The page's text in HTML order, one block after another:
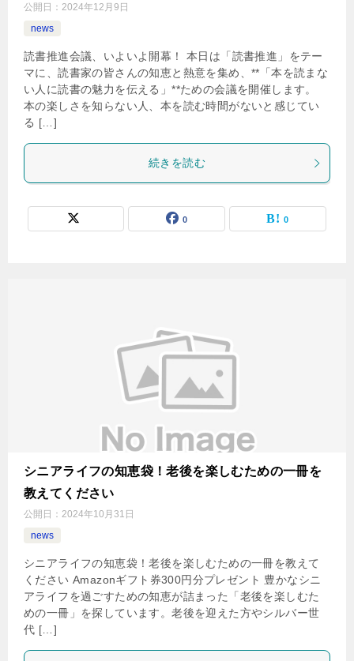
公開日： 2024年12月9日
news
読書推進会議、いよいよ開幕！ 本日は「読書推進」をテー
マに、読書家の皆さんの知恵と熱意を集め、**「本を読まな
い人に読書の魅力を伝える」**ための会議を開催します。
本の楽しさを知らない人、本を読む時間がないと感じてい
る […]
続きを読む
0 0
シニアライフの知恵袋！老後を楽しむための一冊を
教えてください
公開日： 2024年10月31日
news
シニアライフの知恵袋！老後を楽しむための一冊を教えて
ください Amazonギフト券300円分プレゼント 豊かなシニ
アライフを過ごすための知恵が詰まった「老後を楽しむた
めの一冊」を探しています。老後を迎えた方やシルバー世
代 […]